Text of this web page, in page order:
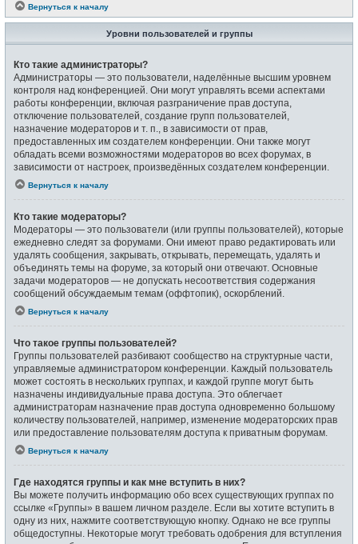
Вернуться к началу
Уровни пользователей и группы
Кто такие администраторы?
Администраторы — это пользователи, наделённые высшим уровнем
контроля над конференцией. Они могут управлять всеми аспектами
работы конференции, включая разграничение прав доступа,
отключение пользователей, создание групп пользователей,
назначение модераторов и т. п., в зависимости от прав,
предоставленных им создателем конференции. Они также могут
обладать всеми возможностями модераторов во всех форумах, в
зависимости от настроек, произведённых создателем конференции.
Вернуться к началу
Кто такие модераторы?
Модераторы — это пользователи (или группы пользователей), которые
ежедневно следят за форумами. Они имеют право редактировать или
удалять сообщения, закрывать, открывать, перемещать, удалять и
объединять темы на форуме, за который они отвечают. Основные
задачи модераторов — не допускать несоответствия содержания
сообщений обсуждаемым темам (оффтопик), оскорблений.
Вернуться к началу
Что такое группы пользователей?
Группы пользователей разбивают сообщество на структурные части,
управляемые администратором конференции. Каждый пользователь
может состоять в нескольких группах, и каждой группе могут быть
назначены индивидуальные права доступа. Это облегчает
администраторам назначение прав доступа одновременно большому
количеству пользователей, например, изменение модераторских прав
или предоставление пользователям доступа к приватным форумам.
Вернуться к началу
Где находятся группы и как мне вступить в них?
Вы можете получить информацию обо всех существующих группах по
ссылке «Группы» в вашем личном разделе. Если вы хотите вступить в
одну из них, нажмите соответствующую кнопку. Однако не все группы
общедоступны. Некоторые могут требовать одобрения для вступления